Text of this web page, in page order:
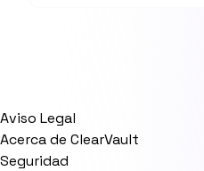
Aviso Legal
Acerca de ClearVault
Seguridad